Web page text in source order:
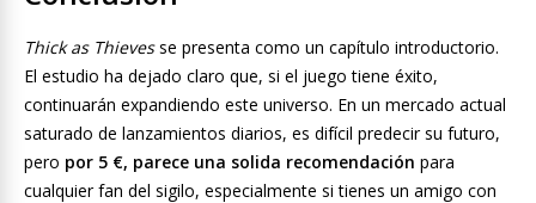
Thick as Thievesse presenta como un capítulo introductorio.
El estudio ha dejado claro que, si el juego tiene éxito,
continuarán expandiendo este universo. En un mercado actual
saturado de lanzamientos diarios, es difícil predecir su futuro,
pero por 5 €, parece una solida recomendación para
cualquier fan del sigilo, especialmente si tienes un amigo con